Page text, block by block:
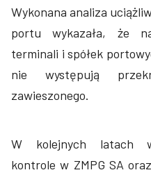
Wykonana analiza
portu wykazała, że
terminali i spółek
nie występują
zawieszonego.
W kolejnych latach
kontrole w ZMPG SA